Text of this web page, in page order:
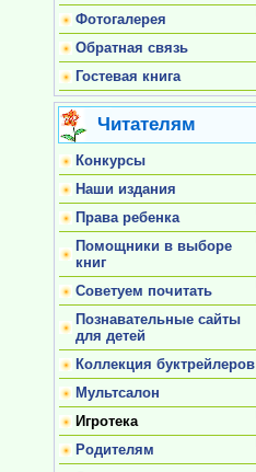
Фотогалерея
Обратная связь
Гостевая книга
Читателям
Конкурсы
Наши издания
Права ребенка
Помощники в выборе
книг
Советуем почитать
Познавательные сайты
для детей
Коллекция буктрейлеров
Мультсалон
Игротека
Родителям